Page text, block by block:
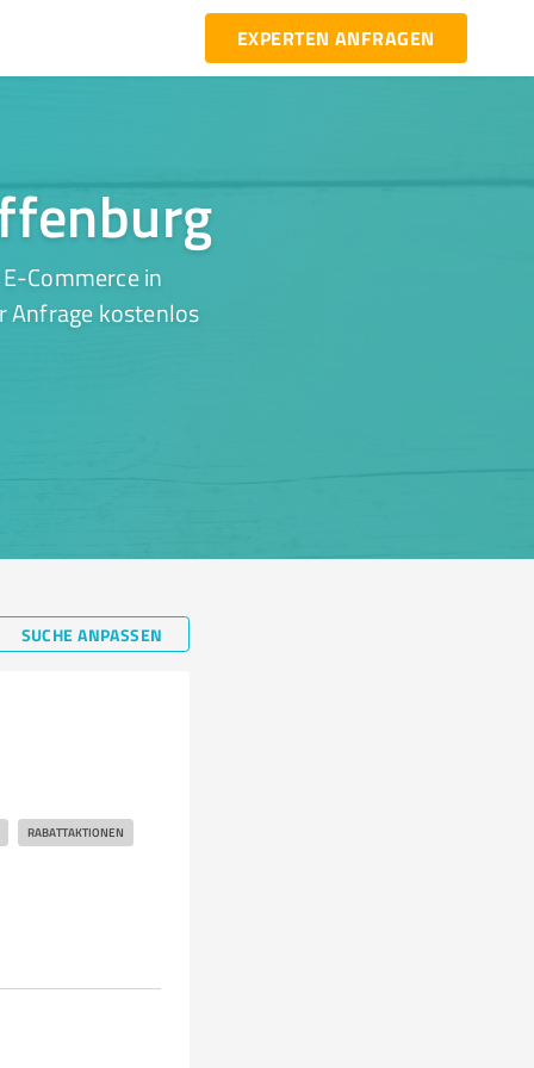
EXPERTEN ANFRAGEN
Commerce in
Anfrage kostenlos
SUCHE ANPASSEN
RABATTAKTIONEN